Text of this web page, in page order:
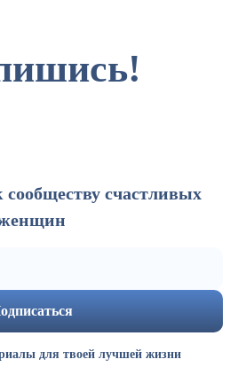
счастливых
для твоей лучшей жизни